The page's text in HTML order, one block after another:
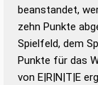
beanstandet,
zehn Punkte
Spielfeld, dem
Punkte für das
von E|R|N|T|E